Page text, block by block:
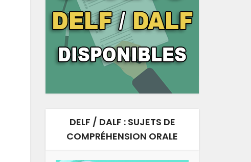
DELF / DALF : SUJETS DE
COMPRÉHENSION ORALE